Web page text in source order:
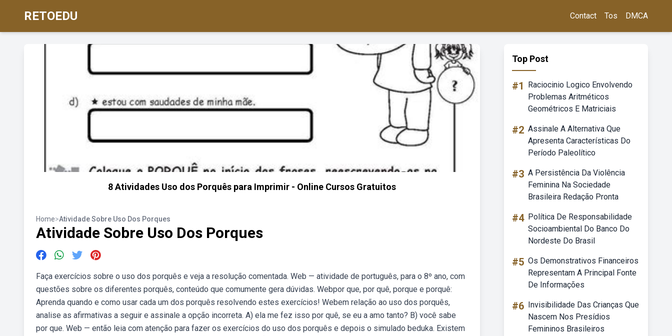
RETOEDU Contact Tos DMCA
8 Atividades Uso dos Porquês para Imprimir - Online Cursos Gratuitos
Home>Atividade Sobre Uso Dos Porques
Atividade Sobre Uso Dos Porques
Faça exercícios sobre o uso dos porquês e veja a resolução comentada. Web — atividade de português, para o 8º ano, com
questões sobre os diferentes porquês, conteúdo que comumente gera dúvidas. Webpor que, por quê, porque e porquê:
Aprenda quando e como usar cada um dos porquês resolvendo estes exercícios! Webem relação ao uso dos porquês,
analise as afirmativas a seguir e assinale a opção incorreta. A) ela me fez isso por quê, se eu a amo tanto? B) você sabe
por que. Web — então leia com atenção para fazer os exercícios do uso dos porquês e depois o simulado beduka. Existem
Top Post
#1
Raciocinio Logico Envolvendo
Problemas Aritméticos
Geométricos E Matriciais
#2 Assinale A Alternativa Que
Apresenta Características Do
Período Paleolítico
#3 A Persistência Da Violência
Feminina Na Sociedade
Brasileira Redação Pronta
#4 Política De Responsabilidade
Socioambiental Do Banco Do
Nordeste Do Brasil
#5 Os Demonstrativos Financeiros
Representam A Principal Fonte
De Informações
#6 Invisibilidade Das Crianças Que
Nascem Nos Presídios
Femininos Brasileiros